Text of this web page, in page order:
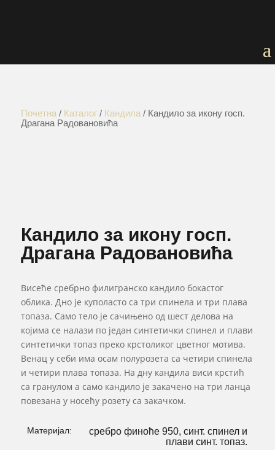
Почетна / Каталог/ Кандила / Кандило за икону госп.
Драгана Радовановића
Кандило за икону госп.
Драгана Радовановића
Висеће сребрно филигранско кандило бокастог
облика. Дно је куполасто са три спинела и три плава
топаза. Само тело је сачињено од шест делова на
којима се налази по један синтетички спинел и плави
синтетички топаз преко крстоликог цветног мотива.
Венац у себи има осам полурозета са четири спинела
и четири плава топаза. На дну кандила виси крстић
са гранулом а само кандило је закачено на три ланца
повезана у носећу розету са закачком.
Материјал:
сребро финоће 950, синт. спинел и
плави синт. топаз.